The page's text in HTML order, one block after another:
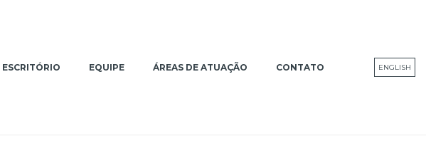
ESCRITÓRIO EQUIPE ÁREAS DE ATUAÇÃO CONTATO ENGLISH